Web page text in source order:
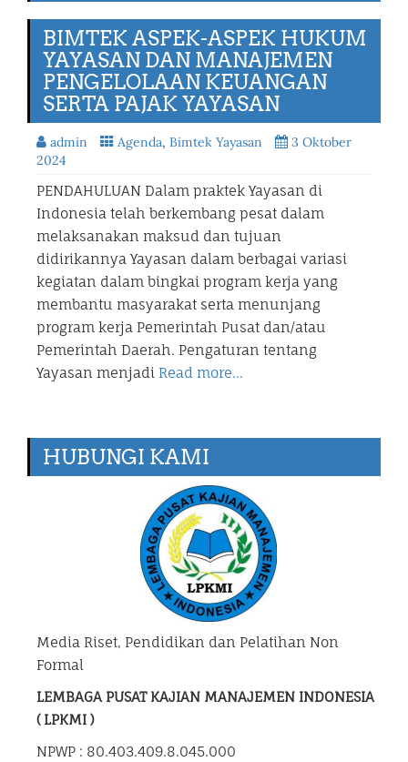
BIMTEK ASPEK-ASPEK HUKUM
YAYASAN DAN MANAJEMEN
PENGELOLAAN KEUANGAN
SERTA PAJAK YAYASAN
admin Agenda, Bimtek Yayasan
3 Oktober
2024
PENDAHULUAN Dalam praktek Yayasan di
Indonesia telah berkembang pesat dalam
melaksanakan maksud dan tujuan
didirikannya Yayasan dalam berbagai variasi
kegiatan dalam bingkai program kerja yang
membantu masyarakat serta menunjang
program kerja Pemerintah Pusat dan/atau
Pemerintah Daerah. Pengaturan tentang
Yayasan menjadi Read more…
HUBUNGI KAMI
Media Riset, Pendidikan dan Pelatihan Non
Formal
LEMBAGA PUSAT KAJIAN MANAJEMEN INDONESIA
( LPKMI )
NPWP : 80.403.409.8.045.000